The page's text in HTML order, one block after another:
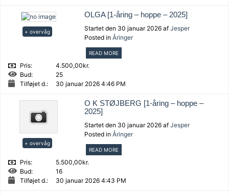
+ overvåg
OLGA [1-åring – hoppe – 2025]
Startet den 30 januar 2026 af Jesper
Posted in Åringer
READ MORE
Pris:
4.500,00kr.
Bud:
25
Tilføjet d.:
30 januar 2026 4:46 PM
+ overvåg
O K STØJBERG [1-åring – hoppe –
2025]
Startet den 30 januar 2026 af Jesper
Posted in Åringer
READ MORE
Pris:
5.500,00kr.
Bud:
16
Tilføjet d.:
30 januar 2026 4:43 PM